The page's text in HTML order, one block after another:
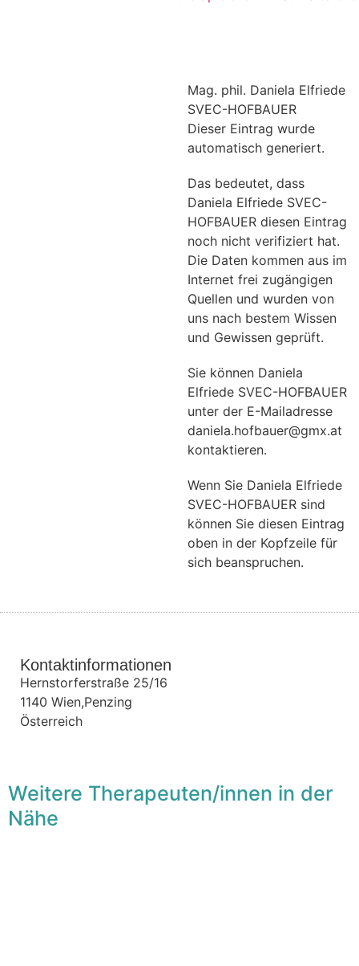
Mag. phil. Daniela Elfriede
SVEC-HOFBAUER
Dieser Eintrag wurde
automatisch generiert.
Das bedeutet, dass
Daniela Elfriede SVEC-
HOFBAUER diesen Eintrag
noch nicht verifiziert hat.
Die Daten kommen aus im
Internet frei zugängigen
Quellen und wurden von
uns nach bestem Wissen
und Gewissen geprüft.
Sie können Daniela
Elfriede SVEC-HOFBAUER
unter der E-Mailadresse
daniela.hofbauer@gmx.at
kontaktieren.
Wenn Sie Daniela Elfriede
SVEC-HOFBAUER sind
können Sie diesen Eintrag
oben in der Kopfzeile für
sich beanspruchen.
Kontaktinformationen
Hernstorferstraße 25/16
1140 Wien,Penzing
Österreich
Weitere Therapeuten/innen in der
Nähe